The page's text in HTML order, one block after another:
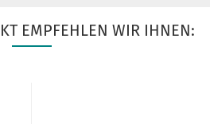
EMPFEHLEN WIR IHNEN: